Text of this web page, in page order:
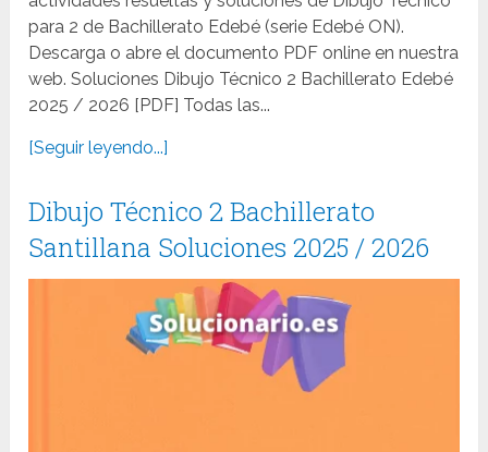
para 2 de Bachillerato Edebé (serie Edebé ON).
Descarga o abre el documento PDF online en nuestra
web. Soluciones Dibujo Técnico 2 Bachillerato Edebé
2025 / 2026 [PDF] Todas las...
[Seguir leyendo...]
Dibujo Técnico 2 Bachillerato
Santillana Soluciones 2025 / 2026